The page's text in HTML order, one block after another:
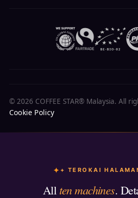
© 2026 COFFEE STAR® Malaysia. All
Cookie Policy
+ TEROKAI
All ten machines.